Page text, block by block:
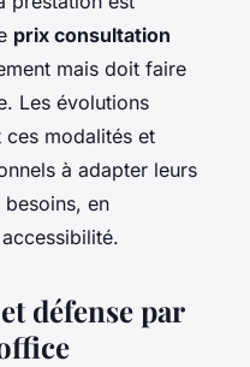
prix consultation
mais doit faire
Les évolutions
ces modalités et
à adapter leurs
en
défense par